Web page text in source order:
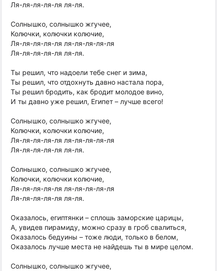
Ля-ля-ля-ля-ля ля-ля.
Солнышко, солнышко жгучее,
Колючки, колючки колючие,
Ля-ля-ля-ля-ля ля-ля-ля-ля-ля
Ля-ля-ля-ля-ля ля-ля.
Ты решил, что надоели тебе снег и зима,
Ты решил, что отдохнуть давно настала пора,
Ты решил бродить, как бродит молодое вино,
И ты давно уже решил, Египет – лучше всего!
Солнышко, солнышко жгучее,
Колючки, колючки колючие,
Ля-ля-ля-ля-ля ля-ля-ля-ля-ля
Ля-ля-ля-ля-ля ля-ля.
Солнышко, солнышко жгучее,
Колючки, колючки колючие,
Ля-ля-ля-ля-ля ля-ля-ля-ля-ля
Ля-ля-ля-ля-ля ля-ля.
Оказалось, египтянки – сплошь заморские царицы,
А, увидев пирамиду, можно сразу в гроб свалиться,
Оказалось бедуины – тоже люди, только в белом,
Оказалось лучше места не найдешь ты в мире целом.
Солнышко, солнышко жгучее,